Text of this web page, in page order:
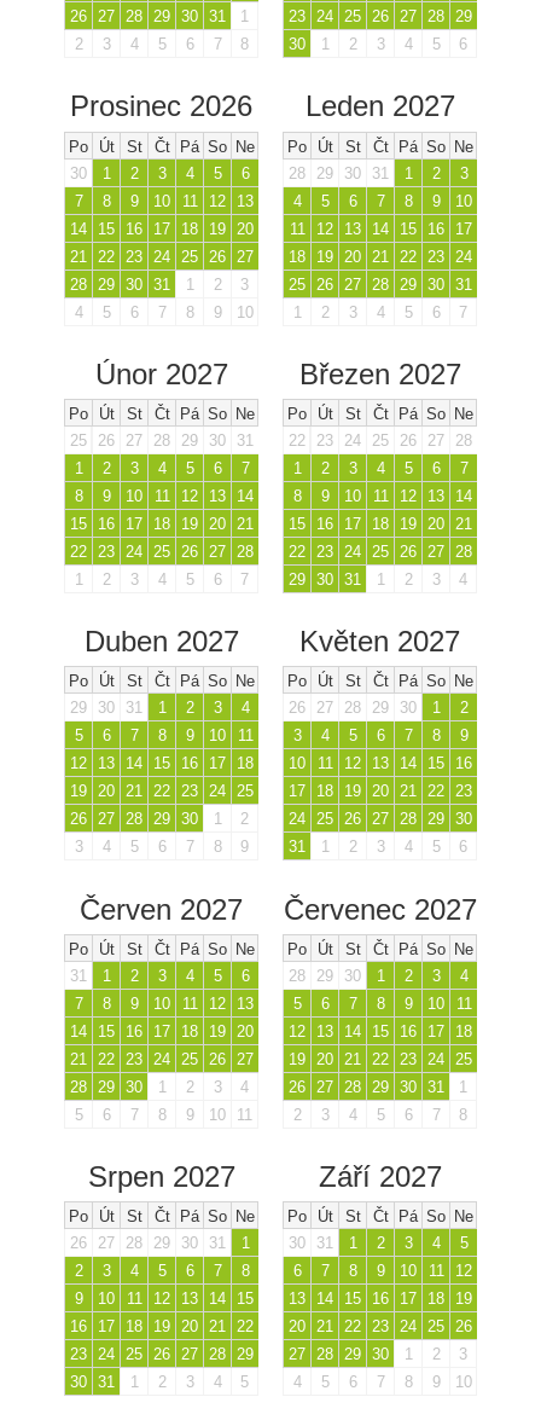
26 27 28 29 30 31
1
2
3 4 5 6 7 8
23 24 25 26 27 28 29
30
1 2 3 4 5 6
Prosinec 2026
Po Út St Čt Pá So Ne
30
1 2 3 4 5
6
7
8 9 10 11 12
13
14
15 16 17 18 19
20
21
22 23 24 25 26
27
28
29 30 31 1 2
3
4
5 6 7 8 9 10
Leden 2027
Po Út St Čt Pá So Ne
28
29 30 31 1 2
3
4
5 6 7 8 9
10
11
12 13 14 15 16
17
18
19 20 21 22 23
24
25
26 27 28 29 30 31
1
2 3 4 5 6 7
Únor 2027
Po Út St Čt Pá So Ne
25
26 27 28 29 30
31
1
2 3 4 5 6
7
8
9 10 11 12 13
14
15
16 17 18 19 20 21
22 23 24 25 26 27 28
1
2 3 4 5 6 7
Březen 2027
Po Út St Čt Pá So Ne
22
23 24 25 26 27
28
1
2 3 4 5 6
7
8
9 10 11 12 13
14
15
16 17 18 19 20 21
22 23 24 25 26 27 28
29 30 31 1 2 3 4
Duben 2027
Po Út St Čt Pá So Ne
29
30 31 1 2 3
4
5
6 7 8 9 10
11
12
13 14 15 16 17
18
19 20 21 22 23 24 25
26 27 28 29 30 1
2
3
4 5 6 7 8 9
Květen 2027
Po Út St Čt Pá So Ne
26
27 28 29 30 1
2
3
4 5 6 7 8
9
10
11 12 13 14 15
16
17
18 19 20 21 22 23
24 25 26 27 28 29 30
31
1 2 3 4 5 6
Červen 2027
Po Út St Čt Pá So Ne
31
1 2 3 4 5
6
7
8 9 10 11 12
13
14
15 16 17 18 19
20
21
22 23 24 25 26
27
28
29 30 1 2 3
4
5
6 7 8 9 10 11
Červenec 2027
Po Út St Čt Pá So Ne
28
29 30 1 2 3
4
5
6 7 8 9 10
11
12
13 14 15 16 17
18
19
20 21 22 23 24
25
26
27 28 29 30 31
1
2
3 4 5 6 7 8
Srpen 2027
Po Út St Čt Pá So Ne
26
27 28 29 30 31
1
2
3 4 5 6 7
8
9
10 11 12 13 14
15
16
17 18 19 20 21 22
23 24 25 26 27 28 29
30 31 1 2 3 4 5
Září 2027
Po Út St Čt Pá So Ne
30
31 1 2 3 4
5
6
7 8 9 10 11
12
13
14 15 16 17 18
19
20 21 22 23 24 25 26
27 28 29 30 1 2
3
4
5 6 7 8 9 10